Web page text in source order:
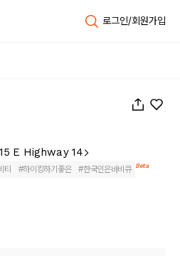
로그인/회원가입
E Highway 14
티 #하이킹하기좋은 #한국인은바비큐 Beta